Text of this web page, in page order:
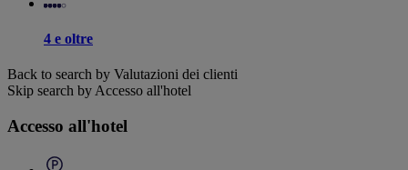
4 e oltre
Back to search by Valutazioni dei clienti
Skip search by Accesso all'hotel
Accesso all'hotel